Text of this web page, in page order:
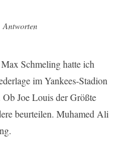
10:31
Antworten
Schmeling hatte ich
im Yankees-Stadion
Joe Louis der Größte
beurteilen. Muhamed Ali